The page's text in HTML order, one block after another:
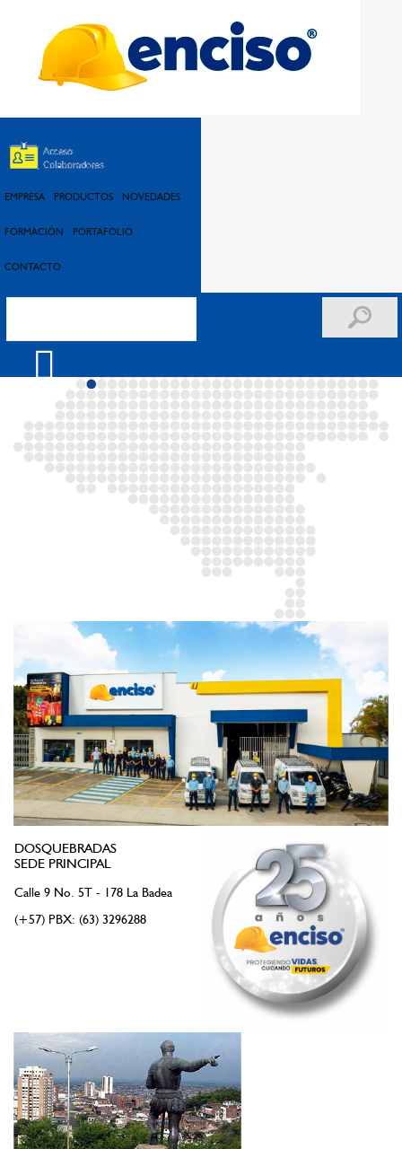
EMPRESA PRODUCTOS NOVEDADES
FORMACIÓN PORTAFOLIO
CONTACTO
DOSQUEBRADAS
SEDE PRINCIPAL
Calle 9 No. 5T - 178 La Badea
(+57) PBX: (63) 3296288